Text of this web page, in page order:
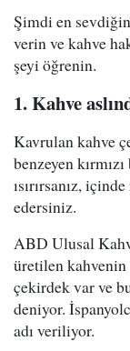
Şimdi en
verin ve kahve
şeyi öğrenin.
1. Kahve
Kavrulan kahve
benzeyen
ısırırsanız,
edersiniz.
ABD Ulusal
üretilen
çekirdek var ve
deniyor.
adı veriliyor.